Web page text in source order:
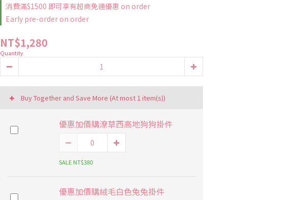
消費滿$1500 即可享有超商免運優惠 on order
Early pre-order on order
NT$1,280
Quantity
Buy Together and Save More (At most 1 item(s))
優惠加價購潦草西高地狗狗掛件
SALE NT$380
優惠加價購絨毛白色兔兔掛件